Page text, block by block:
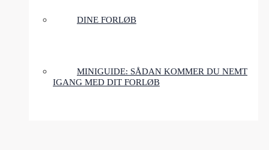
DINE FORLØB
MINIGUIDE: SÅDAN KOMMER DU NEMT
IGANG MED DIT FORLØB